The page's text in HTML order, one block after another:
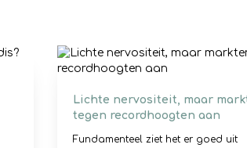
Lichte nervositeit, maar
tegen recordhoogten aan
Fundamenteel ziet het er goed uit